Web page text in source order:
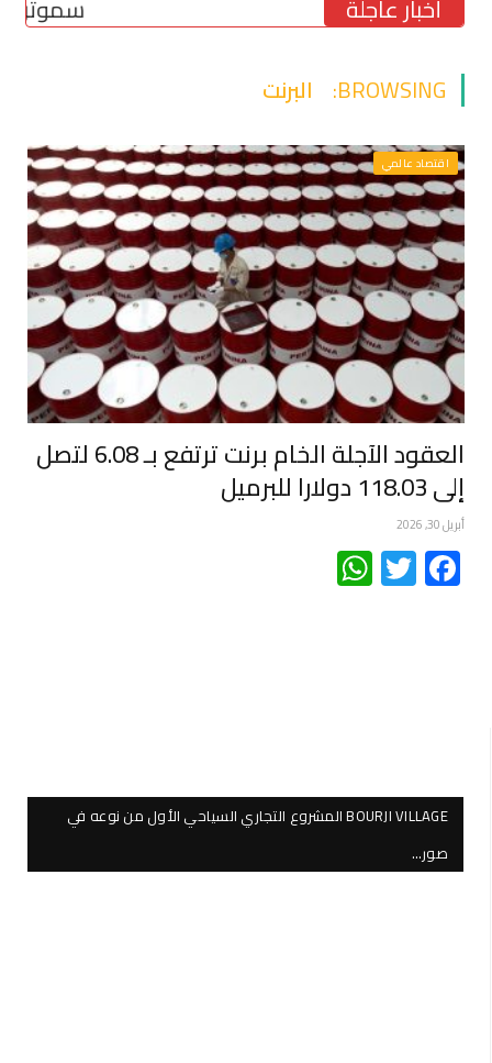
أخبار عاجلة
BROWSING: البرنت
اقتصاد عالمي
العقود الآجلة الخام برنت ترتفع بـ 6.08 لتصل
إلى 118.03 دولارا للبرميل
أبريل 30, 2026
Facebook
Twitter
BOURJI VILLAGE المشروع التجاري السياحي الأول من نوعه في
صور…